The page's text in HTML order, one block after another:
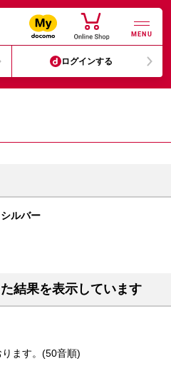
MENU
ログインする
ルバー
結果を表示しています
ます。(50音順)